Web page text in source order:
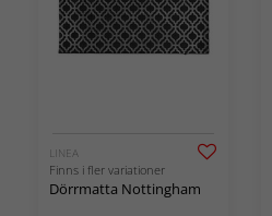
LINEA
Finns i fler variationer
Dörrmatta Nottingham